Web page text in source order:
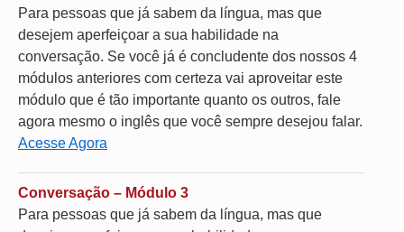
Para pessoas que já sabem da língua, mas que
desejem aperfeiçoar a sua habilidade na
conversação. Se você já é concludente dos nossos 4
módulos anteriores com certeza vai aproveitar este
módulo que é tão importante quanto os outros, fale
agora mesmo o inglês que você sempre desejou falar.
Acesse Agora
Conversação – Módulo 3
Para pessoas que já sabem da língua, mas que